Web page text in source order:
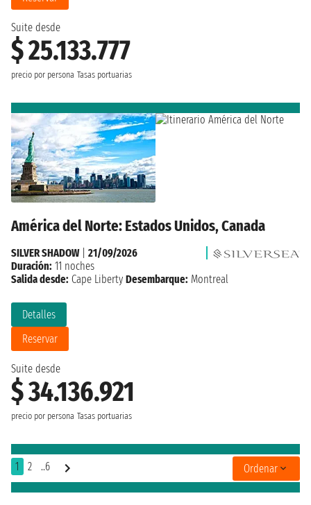
Suite desde
$ 25.133.777
precio por persona Tasas portuarias
América del Norte: Estados Unidos, Canada
Suite desde
$ 34.136.921
precio por persona Tasas portuarias
Detalles
Reservar
SILVER SHADOW| 21/09/2026
Duración: 11 noches
Salida desde: Cape Liberty Desembarque: Montreal
1 2 ..6 Ordenar